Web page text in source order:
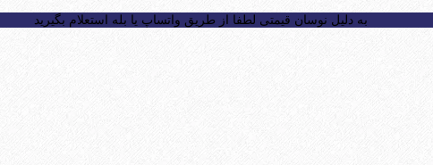
به دلیل نوسان قیمتی لطفا از طریق واتساپ یا بله استعلام بگیرید